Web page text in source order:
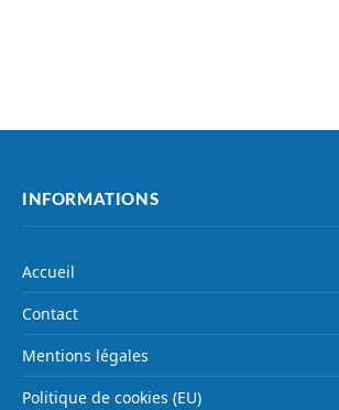
INFORMATIONS
Accueil
Contact
Mentions légales
Politique de cookies (EU)